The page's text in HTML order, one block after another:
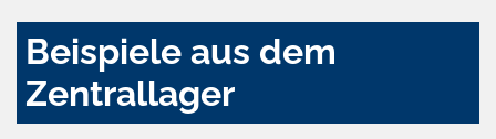
Beispiele aus dem
Zentrallager